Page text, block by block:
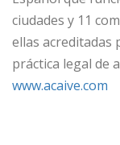
ciudades y 11
ellas acreditadas
práctica legal de
www.acaive.com